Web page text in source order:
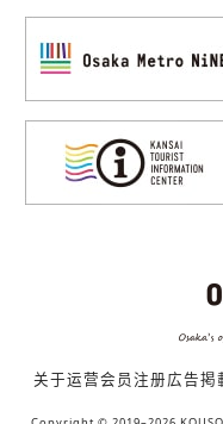
关于运营会员注册広告掲